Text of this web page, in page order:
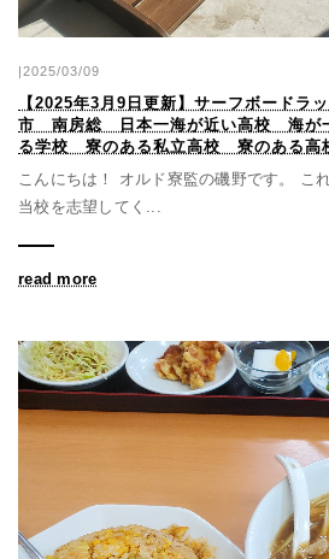
|2025/03/09
【2025年3月9日更新】サーフボードラ
市 南房総 日本一海が近い高校 海が
る学校 寮のある私立高校 寮のある高
こんにちは！ オルド寮監の磯野です。 こ
当校を志望してく...
read more